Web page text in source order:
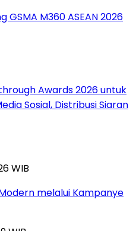
GSMA M360 ASEAN 2026
Awards 2026 untuk
Sosial, Distribusi Siaran
WIB
melalui Kampanye